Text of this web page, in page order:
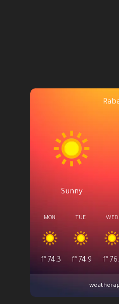
Sunny
MON
74.3
°f
TUE
74.9
°f
WED
°f